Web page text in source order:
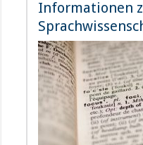
Informationen